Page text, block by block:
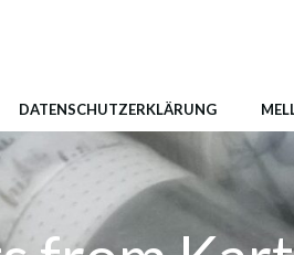
DATENSCHUTZERKLÄRUNG